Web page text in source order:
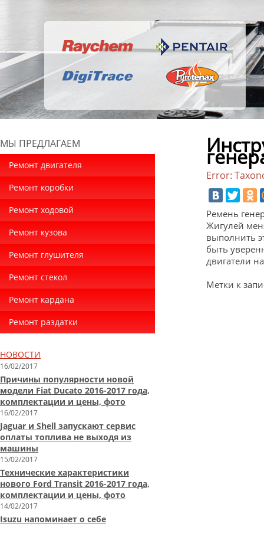
МЫ ПРЕДЛАГАЕМ
Ремонт двигателя
Ремонт коробки
Ремонт ходовой
Ремонт кузова
Ремонт глушителя
Ремонт стекол
Ремонт кардана
Ремонт раздатки
НОВОСТИ
16/02/2017
Причины популярности новой
модели Fiat Ducato 2016-2017 года,
комплектации и цены, фото
16/02/2017
Jaguar и Shell запускают сервис
оплаты топлива не выходя из
машины
15/02/2017
Технические характеристики
нового Ford Transit 2016-2017 года,
комплектации и цены, фото
14/02/2017
Isuzu напоминает о себе
Error:
Ремень
Жигулей
выполнить
быть
двигатели
Метки к